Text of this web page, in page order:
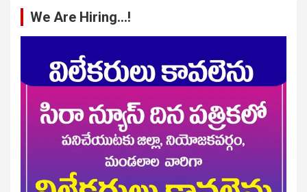
We Are Hiring…!